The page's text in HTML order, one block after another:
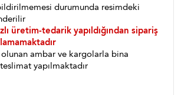
durumunda resimdeki
üretim-tedarik yapıldığından sipariş
olunan ambar ve kargolarla bina
teslimat yapılmaktadır